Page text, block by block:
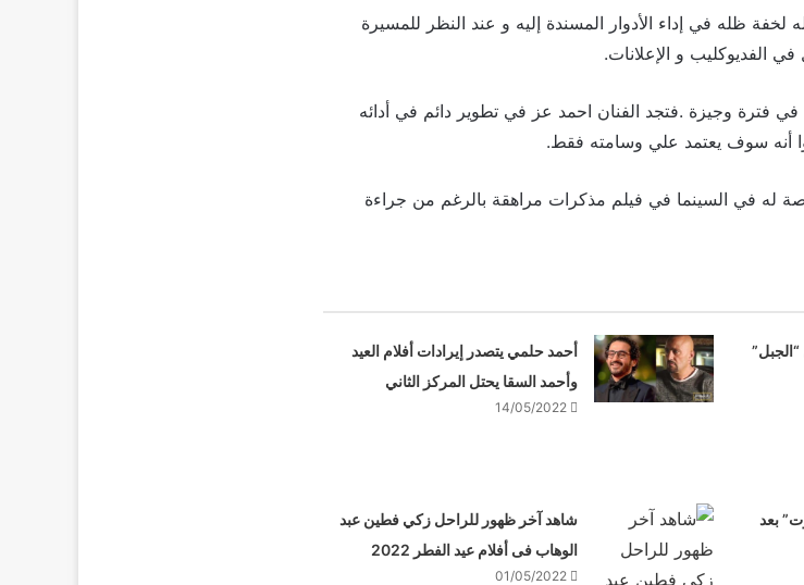
ظله في إداء الأدوار المسندة إليه و عند النظر للمسيرة
في الفديوكليب و الإعلانات.
في فترة وجيزة .فتجد الفنان احمد عز في تطوير دائم في أدائه
أنه سوف يعتمد علي وسامته فقط.
له في السينما في فيلم مذكرات مراهقة بالرغم من جراءة
أحمد حلمي يتصدر إيرادات أفلام العيد
وأحمد السقا يحتل المركز الثاني
14/05/2022
بعد
شاهد آخر ظهور للراحل زكي فطين عبد
الوهاب فى أفلام عيد الفطر 2022
01/05/2022